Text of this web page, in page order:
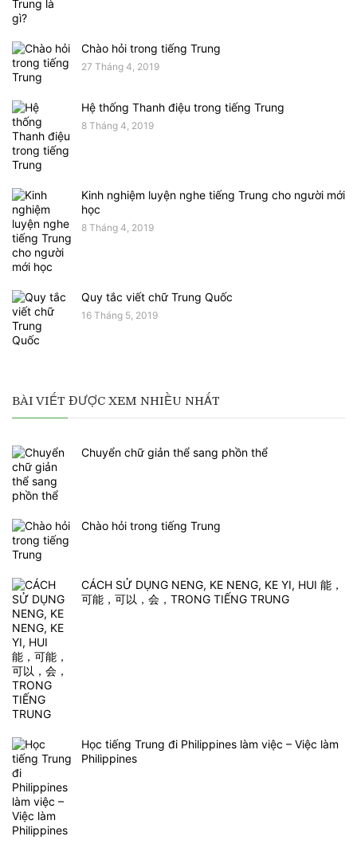
Chào hỏi trong tiếng Trung
27 Tháng 4, 2019
Hệ thống Thanh điệu trong tiếng Trung
8 Tháng 4, 2019
Kinh nghiệm luyện nghe tiếng Trung cho người mới
học
8 Tháng 4, 2019
Quy tắc viết chữ Trung Quốc
16 Tháng 5, 2019
BÀI VIẾT ĐƯỢC XEM NHIỀU NHẤT
Chuyển chữ giản thể sang phồn thể
Chào hỏi trong tiếng Trung
CÁCH SỬ DỤNG NENG, KE NENG, KE YI, HUI 能，
可能，可以，会，TRONG TIẾNG TRUNG
Học tiếng Trung đi Philippines làm việc – Việc làm
Philippines